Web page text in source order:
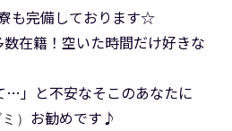
も完備しております☆
在籍！空いた時間だけ好きな
…」と不安なそこのあなたに
） お勧めです♪